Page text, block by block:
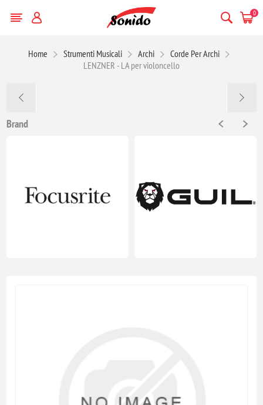
0
Home Strumenti Musicali Archi
Corde Per Archi
LENZNER - LA per violoncello
Brand